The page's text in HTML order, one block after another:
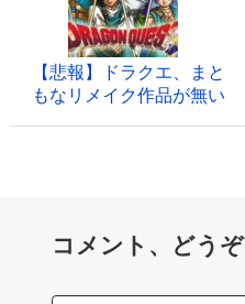
【悲報】ドラクエ、まと
もなリメイク作品が無い
コメント、どうぞ